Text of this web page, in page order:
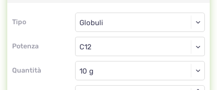
Tipo
Tipo
Potenza
Globuli
C12
Quantità
Globuli